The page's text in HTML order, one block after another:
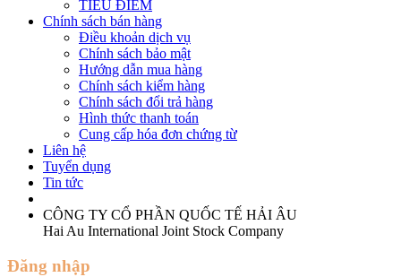
TIÊU ĐIỂM
Chính sách bán hàng
Điều khoản dịch vụ
Chính sách bảo mật
Hướng dẫn mua hàng
Chính sách kiểm hàng
Chính sách đổi trả hàng
Hình thức thanh toán
Cung cấp hóa đơn chứng từ
Liên hệ
Tuyển dụng
Tin tức
CÔNG TY CỔ PHẦN QUỐC TẾ HẢI ÂU
Hai Au International Joint Stock Company
Đăng nhập